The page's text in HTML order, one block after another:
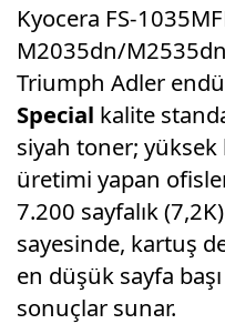
Kyocera FS-
M2035dn/
Triumph Adler
Special kalite
siyah toner;
üretimi yapan
7.200 sayfalık
sayesinde, kartuş
en düşük sayfa
sonuçlar sunar.